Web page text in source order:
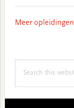
Meer opleidingen